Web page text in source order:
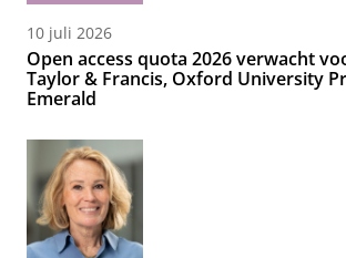
10 juli 2026
Open access quota 2026 verwacht
Taylor & Francis, Oxford University
Emerald